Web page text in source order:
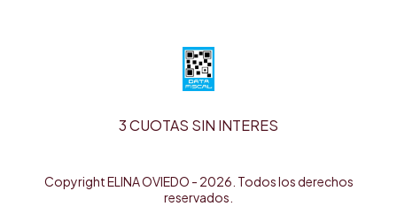
3 CUOTAS SIN INTERES
Copyright ELINA OVIEDO - 2026. Todos los derechos
reservados.